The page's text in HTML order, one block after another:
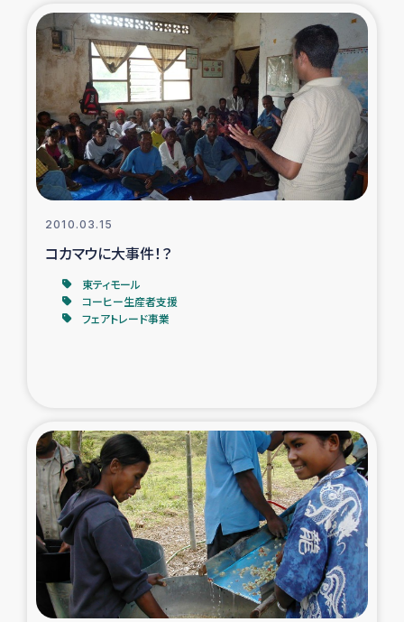
2010.03.15
コカマウに大事件！？
東ティモール
コーヒー生産者支援
フェアトレード事業